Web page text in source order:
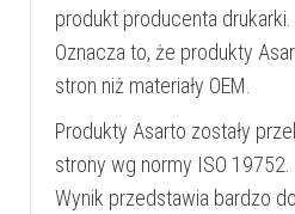
produkt producenta drukarki.
Oznacza to, że produkty
stron niż materiały OEM.
Produkty Asarto zostały
strony wg normy ISO 19752.
Wynik przedstawia bardzo